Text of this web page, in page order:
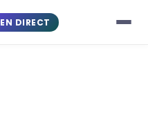
EN DIRECT